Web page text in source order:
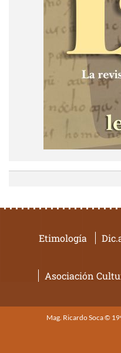
Etimología
Asociación
Mag. Ricardo Soca ©